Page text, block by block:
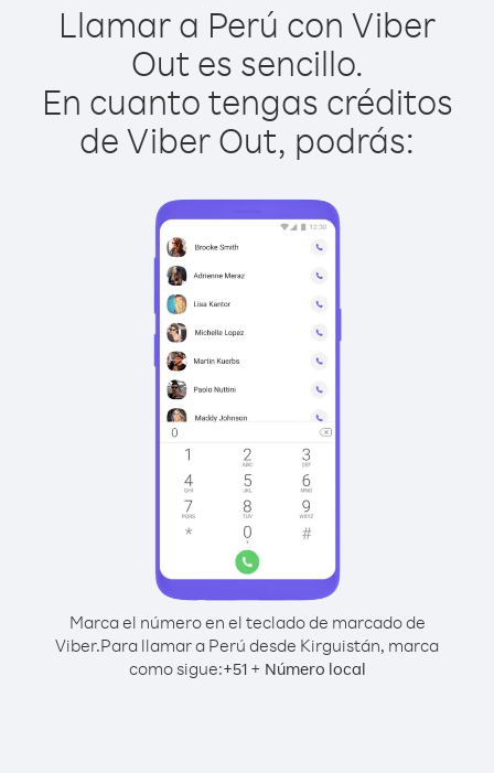
Llamar a Perú con Viber
Out es sencillo.
En cuanto tengas créditos
de Viber Out, podrás:
Marca el número en el teclado de marcado de
Viber.Para llamar a Perú desde Kirguistán, marca
como sigue:+51+ Número local